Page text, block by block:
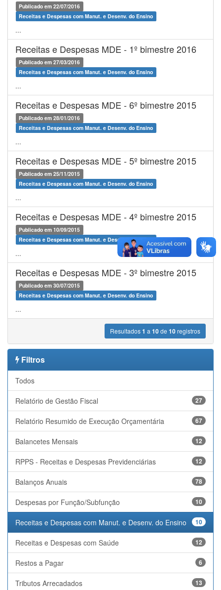
Publicado em 22/07/2016
Receitas e Despesas com Manut. e Desenv. do Ensino
...
Receitas e Despesas MDE - 1º bimestre 2016
Publicado em 27/03/2016
Receitas e Despesas com Manut. e Desenv. do Ensino
...
Receitas e Despesas MDE - 6º bimestre 2015
Publicado em 28/01/2016
Receitas e Despesas com Manut. e Desenv. do Ensino
...
Receitas e Despesas MDE - 5º bimestre 2015
Publicado em 25/11/2015
Receitas e Despesas com Manut. e Desenv. do Ensino
...
Receitas e Despesas MDE - 4º bimestre 2015
Publicado em 10/09/2015
Receitas e Despesas com Manut. e Desenv. do Ensino
...
Receitas e Despesas MDE - 3º bimestre 2015
Publicado em 30/07/2015
Receitas e Despesas com Manut. e Desenv. do Ensino
...
Resultados1 a 10de 10registros
Filtros
Todos
27
Relatório de Gestão Fiscal
67
Relatório Resumido de Execução Orçamentária
12
Balancetes Mensais
12
RPPS - Receitas e Despesas Previdenciárias
78
Balanços Anuais
10
Despesas por Função/Subfunção
10
Receitas e Despesas com Manut. e Desenv. do Ensino
12
Receitas e Despesas com Saúde
6
Restos a Pagar
13
Tributos Arrecadados